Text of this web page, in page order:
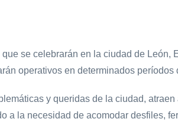
que se celebrarán en la ciudad de León,
operativos en determinados períodos
y queridas de la ciudad,
a la necesidad de acomodar desfiles,